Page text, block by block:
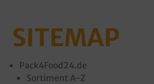
SITEMAP
Pack4Food24.de
Sortiment A-Z